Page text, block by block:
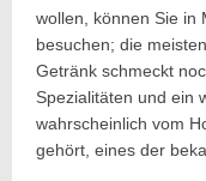
wollen, können Sie in
besuchen; die
Getränk schmeckt
Spezialitäten und ein
wahrscheinlich vom
gehört, eines der